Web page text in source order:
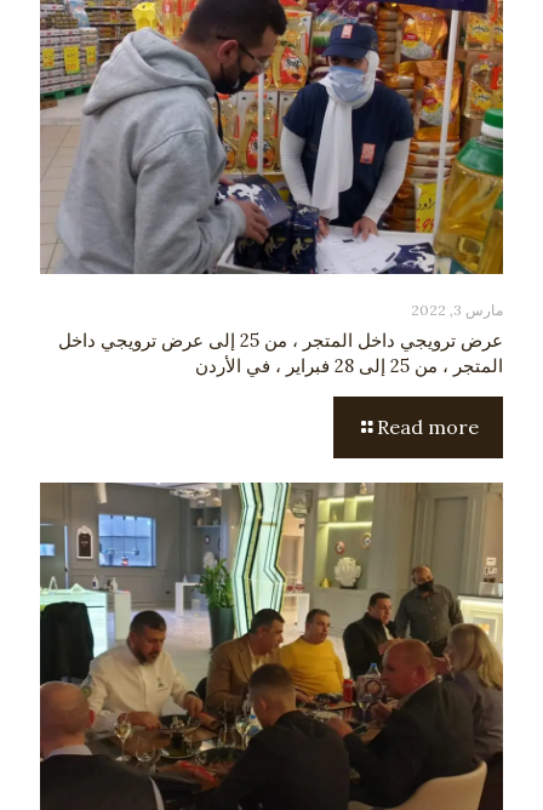
مارس 3, 2022
عرض ترويجي داخل المتجر ، من 25 إلى عرض ترويجي داخل
المتجر ، من 25 إلى 28 فبراير ، في الأردن
Read more